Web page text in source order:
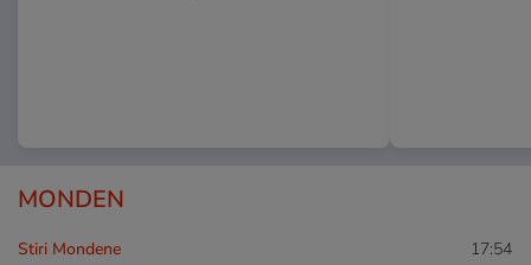
MONDEN
Stiri Mondene 17:54